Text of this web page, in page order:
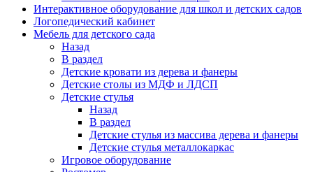
Интерактивное оборудование для школ и детских садов
Логопедический кабинет
Мебель для детского сада
Назад
В раздел
Детские кровати из дерева и фанеры
Детские столы из МДФ и ЛДСП
Детские стулья
Назад
В раздел
Детские стулья из массива дерева и фанеры
Детские стулья металлокаркас
Игровое оборудование